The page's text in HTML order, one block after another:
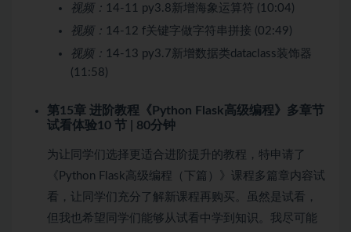
视频： 14-11 py3.8新增海象运算符 (10:04)
视频： 14-12 f关键字做字符串拼接 (02:49)
视频： 14-13 py3.7新增数据类dataclass装饰器
(11:58)
第15章 进阶教程《Python Flask高级编程》多章节
试看体验10 节 | 80分钟
为让同学们选择更适合进阶提升的教程，特申请了
《Python Flask高级编程（下篇）》课程多篇章内容试
看，让同学们充分了解新课程再购买。虽然是试看，
但我也希望同学们能够从试看中学到知识。我尽可能